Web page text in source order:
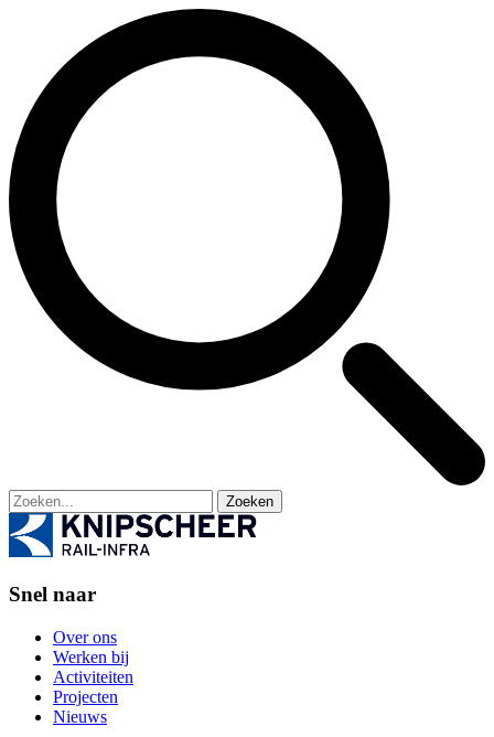
Zoeken
Snel naar
Over ons
Werken bij
Activiteiten
Projecten
Nieuws